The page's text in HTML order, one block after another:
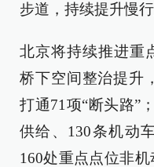
步道，持续提升慢行
北京将持续推进重
桥下空间整治提升
打通71项“断头路”
供给、130条机动
160处重点点位非机